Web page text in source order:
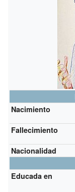
Nacimiento
Fallecimiento
Nacionalidad
Educada en